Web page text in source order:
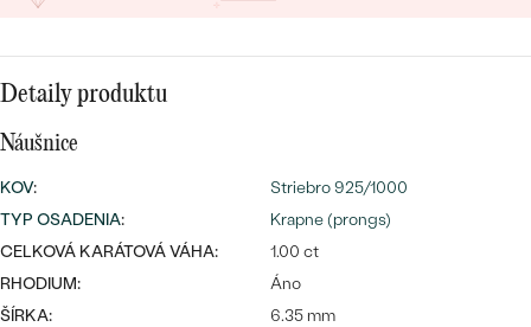
Najpredávanejšie
svadobné
obrúčky
DRAHOKAM
PODĽA MATERIÁLU
PLATINA
STRIEBRO
S LAB GROWN DIAMANTMI
S PERLAMI
PERSONALIZOVANÉ
LUXUSNÉ
LUXUSNÉ
Detaily produktu
Náušnice
KOV:
Striebro 925/1000
TYP OSADENIA:
Krapne (prongs)
CELKOVÁ KARÁTOVÁ VÁHA:
1.00 ct
RHODIUM:
Áno
ŠÍRKA:
6.35 mm